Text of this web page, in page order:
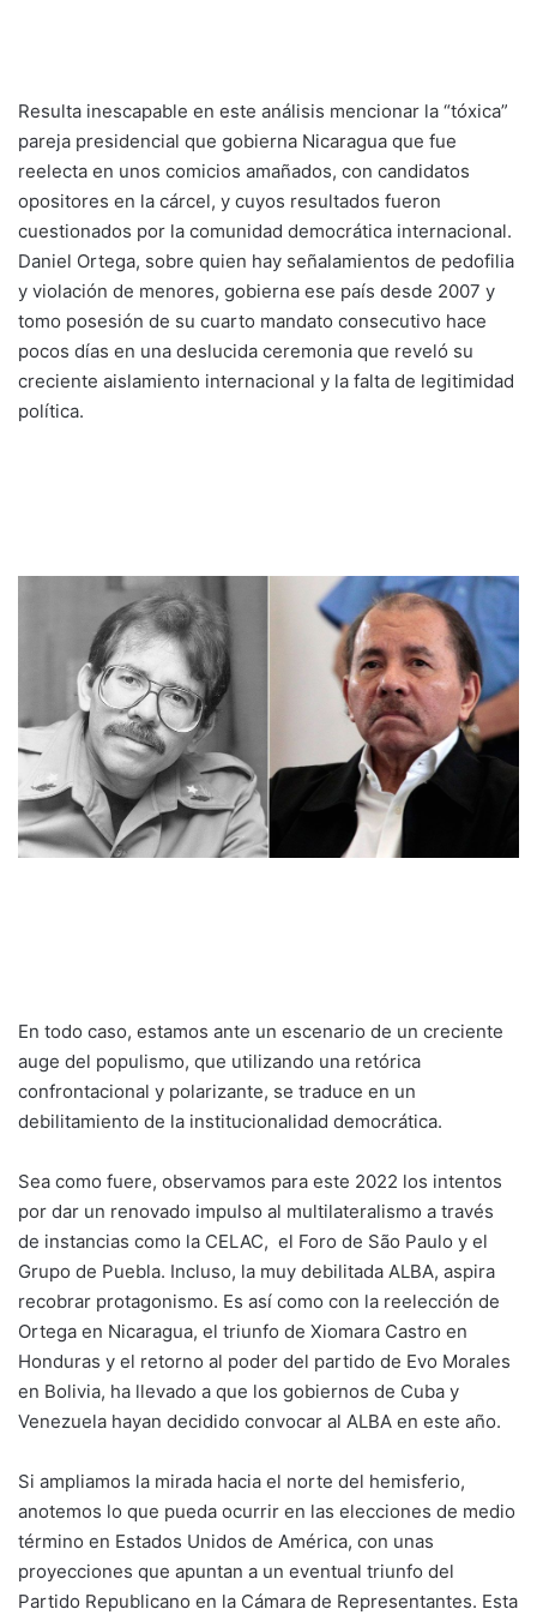
Resulta inescapable en este análisis mencionar la “tóxica”
pareja presidencial que gobierna Nicaragua que fue
reelecta en unos comicios amañados, con candidatos
opositores en la cárcel, y cuyos resultados fueron
cuestionados por la comunidad democrática internacional.
Daniel Ortega, sobre quien hay señalamientos de pedofilia
y violación de menores, gobierna ese país desde 2007 y
tomo posesión de su cuarto mandato consecutivo hace
pocos días en una deslucida ceremonia que reveló su
creciente aislamiento internacional y la falta de legitimidad
política.
En todo caso, estamos ante un escenario de un creciente
auge del populismo, que utilizando una retórica
confrontacional y polarizante, se traduce en un
debilitamiento de la institucionalidad democrática.
Sea como fuere, observamos para este 2022 los intentos
por dar un renovado impulso al multilateralismo a través
de instancias como la CELAC, el Foro de São Paulo y el
Grupo de Puebla. Incluso, la muy debilitada ALBA, aspira
recobrar protagonismo. Es así como con la reelección de
Ortega en Nicaragua, el triunfo de Xiomara Castro en
Honduras y el retorno al poder del partido de Evo Morales
en Bolivia, ha llevado a que los gobiernos de Cuba y
Venezuela hayan decidido convocar al ALBA en este año.
Si ampliamos la mirada hacia el norte del hemisferio,
anotemos lo que pueda ocurrir en las elecciones de medio
término en Estados Unidos de América, con unas
proyecciones que apuntan a un eventual triunfo del
Partido Republicano en la Cámara de Representantes. Esta